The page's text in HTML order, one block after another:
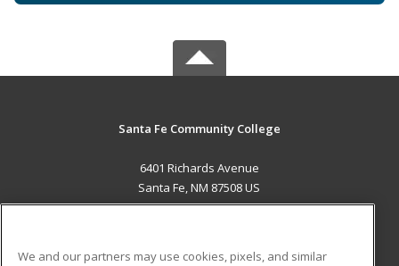
Santa Fe Community College
6401 Richards Avenue
Santa Fe, NM 87508 US
We and our partners may use cookies, pixels, and similar